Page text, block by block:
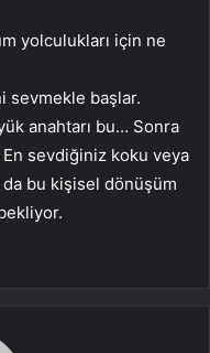
yolculukları için ne
sevmekle başlar.
anahtarı bu… Sonra
sevdiğiniz koku veya
bu kişisel dönüşüm